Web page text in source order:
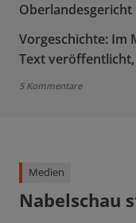
Vorgeschichte: Im
Text
5 Kommentare
Medien
Nabelschau